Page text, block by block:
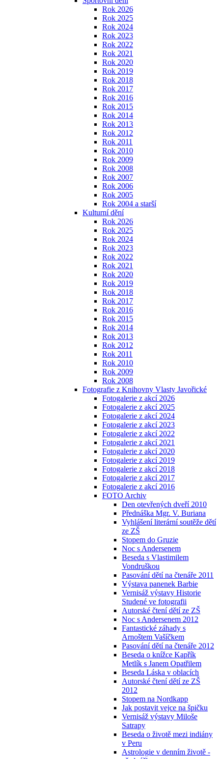
Rok 2026
Rok 2025
Rok 2024
Rok 2023
Rok 2022
Rok 2021
Rok 2020
Rok 2019
Rok 2018
Rok 2017
Rok 2016
Rok 2015
Rok 2014
Rok 2013
Rok 2012
Rok 2011
Rok 2010
Rok 2009
Rok 2008
Rok 2007
Rok 2006
Rok 2005
Rok 2004 a starší
Kulturní dění
Rok 2026
Rok 2025
Rok 2024
Rok 2023
Rok 2022
Rok 2021
Rok 2020
Rok 2019
Rok 2018
Rok 2017
Rok 2016
Rok 2015
Rok 2014
Rok 2013
Rok 2012
Rok 2011
Rok 2010
Rok 2009
Rok 2008
Fotografie z Knihovny Vlasty Javořické
Fotogalerie z akcí 2026
Fotogalerie z akcí 2025
Fotogalerie z akcí 2024
Fotogalerie z akcí 2023
Fotogalerie z akcí 2022
Fotogalerie z akcí 2021
Fotogalerie z akcí 2020
Fotogalerie z akcí 2019
Fotogalerie z akcí 2018
Fotogalerie z akcí 2017
Fotogalerie z akcí 2016
FOTO Archiv
Den otevřených dveří 2010
Přednáška Mgr. V. Buriana
Vyhlášení literární soutěže dětí
ze ZŠ
Stopem do Gruzie
Noc s Andersenem
Beseda s Vlastimilem
Vondruškou
Pasování dětí na čtenáře 2011
Výstava panenek Barbie
Vernisáž výstavy Historie
Studené ve fotografii
Autorské čtení dětí ze ZŠ
Noc s Andersenem 2012
Fantastické záhady s
Arnoštem Vašíčkem
Pasování dětí na čtenáře 2012
Beseda o knížce Kapřík
Metlík s Janem Opatřilem
Beseda Láska v oblacích
Autorské čtení dětí ze ZŠ
2012
Stopem na Nordkapp
Jak postavit vejce na špičku
Vernisáž výstavy Miloše
Satrapy
Beseda o životě mezi indiány
v Peru
Astrologie v denním životě -